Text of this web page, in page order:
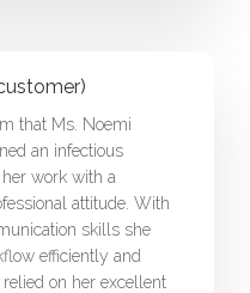
that Ms. Noemi
an infectious
work with a
attitude. With
skills she
efficiently and
on her excellent